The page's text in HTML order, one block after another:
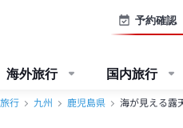
予約確認
海外旅行 国内旅行
行 九州 鹿児島県 海が見える露